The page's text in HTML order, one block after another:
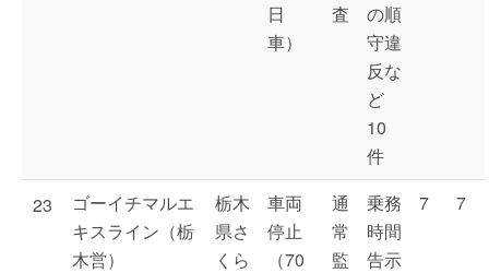
日
車）
査
の順
守違
反な
ど
10
件
23
ゴーイチマルエ
キスライン（栃
木営）
栃木
県さ
くら
車両
停止
（70
通
常
監
乗務
時間
告示
7 7